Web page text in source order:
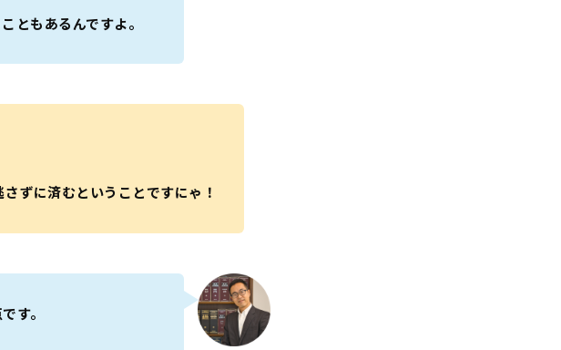
ともあるんですよ。
ずに済むということですにゃ！
す。